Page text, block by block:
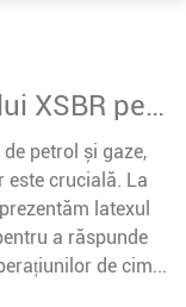
Descoperiți puterea latexului XSBR pentru cimentarea blocului de gaz și migrarea anti-gaz
petrol și gaze,
crucială. La
latexul
a răspunde
de cim...